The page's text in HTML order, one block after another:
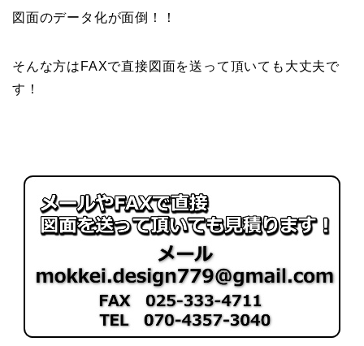
図面のデータ化が面倒！！
そんな方はFAXで直接図面を送って頂いても大丈夫で
す！